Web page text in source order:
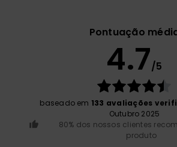
Pontuação
4.7/5
baseado em 133 avaliações
Outubro 2025
80% dos nossos clientes
produto